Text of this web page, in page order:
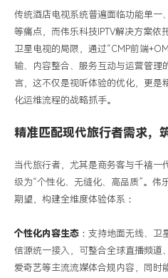
传统酒店电视系统普遍面临功能单一
等痛点，而伟乐科技IPTV解决方案依
卫星电视的局限，通过“CMP前端
输、内容整合、服务互动与运营管理
言，这不仅是视听体验的优化，更是
化运维流程的战略抓手。
精准匹配现代旅行者需求，
当代旅行者，尤其是商务客与千禧一
级为“个性化、无缝化、高品质”。伟
期望，构建全维度体验体系：
个性化内容生态 ：支持地面无线、卫
信源统一接入，可整合全球直播频道
爱奇艺等主流流媒体合规内容，同